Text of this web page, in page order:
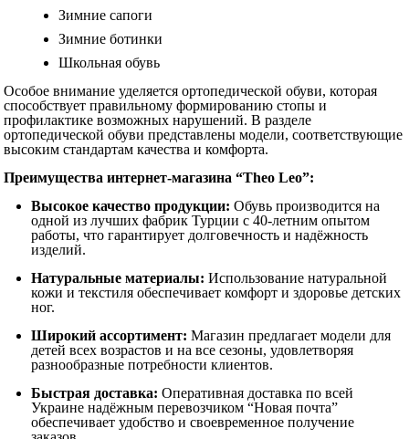
Зимние сапоги
Зимние ботинки
Школьная обувь
Особое внимание уделяется ортопедической обуви, которая
способствует правильному формированию стопы и
профилактике возможных нарушений. В разделе
ортопедической обуви представлены модели, соответствующие
высоким стандартам качества и комфорта.
Преимущества интернет-магазина “Theo Leo”:
Высокое качество продукции: Обувь производится на
одной из лучших фабрик Турции с 40-летним опытом
работы, что гарантирует долговечность и надёжность
изделий.
Натуральные материалы: Использование натуральной
кожи и текстиля обеспечивает комфорт и здоровье детских
ног.
Широкий ассортимент: Магазин предлагает модели для
детей всех возрастов и на все сезоны, удовлетворяя
разнообразные потребности клиентов.
Быстрая доставка: Оперативная доставка по всей
Украине надёжным перевозчиком “Новая почта”
обеспечивает удобство и своевременное получение